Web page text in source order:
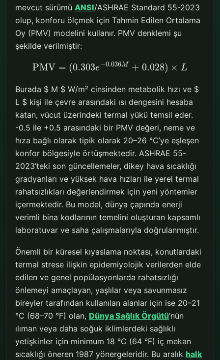
mevcut sürümü ANSI/ASHRAE Standard 55-2023
olup, konforu ölçmek için Tahmin Edilen Ortalama
Oy (PMV) modelini kullanır. PMV denklemi şu
şekilde verilmiştir:
PMV = (0.303e−0.036M + 0.028) × L
Burada $ M $ W/m² cinsinden metabolik hızı ve $
L $ kişi ile çevre arasındaki ısı dengesini hesaba
katan, vücut üzerindeki termal yükü temsil eder.
-0.5 ile +0.5 arasındaki bir PMV değeri, neme ve
hıza bağlı olarak tipik olarak 20–26 °C’ye eşleşen
konfor bölgesiyle örtüşmektedir. ASHRAE 55-
2023’teki son güncellemeler, dikey hava sıcaklığı
gradyanları ve yüksek hava hızları ile yerel termal
rahatsızlıkları değerlendirmek için yeni yöntemler
içermektedir. Bu model, dünya çapında enerji
verimli bina kodlarının temelini oluşturan kapsamlı
laboratuvar ve saha çalışmalarıyla doğrulanmıştır.
Önemli bir küresel kıyaslama noktası, konutlardaki
termal strese ilişkin epidemiyolojik verilerden elde
edilen ve genel popülasyonlarda rahatsızlığı
önlemeyi amaçlayan, yaşlılar veya savunmasız
bireyler tarafından kullanılan alanlar için ise 20–21
°C (68–70 °F) olan, Dünya Sağlık Örgütü’nün
ılıman veya daha soğuk iklimlerdeki sağlıklı
yetişkinler için minimum 18 °C (64 °F) iç mekan
sıcaklığı öneren 1987 yönergeleridir. Bu aralık halk